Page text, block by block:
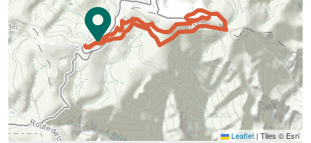
Leaflet | Tiles © Esri